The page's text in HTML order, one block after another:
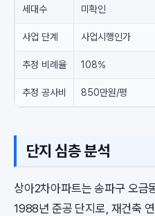
세대수 미확인
사업 단계 사업시행인가
추정 비례율 108%
추정 공사비 850만원/평
단지 심층 분석
상아2차아파트는 송파구 오
1988년 준공 단지로, 재건축